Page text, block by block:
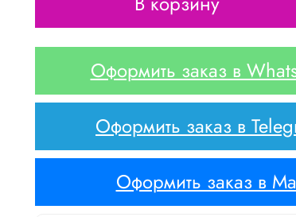
Оформить заказ в
Оформить заказ в
Оформить заказ в